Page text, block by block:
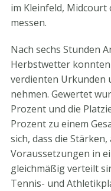
im Kleinfeld,
messen.
Nach sechs Stunden
Herbstwetter
verdienten Urkunden
nehmen. Gewertet
Prozent und die
Prozent zu einem
sich, dass die
Voraussetzungen in
gleichmäßig verteilt
Tennis- und